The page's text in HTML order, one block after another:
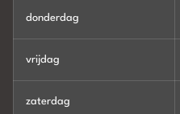
donderdag
vrijdag
zaterdag